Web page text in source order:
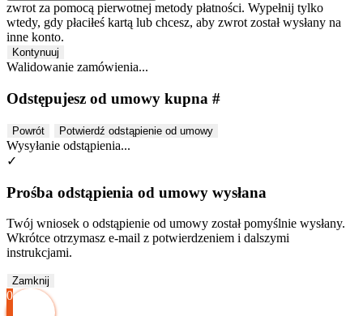
zwrot za pomocą pierwotnej metody płatności. Wypełnij tylko
wtedy, gdy płaciłeś kartą lub chcesz, aby zwrot został wysłany na
inne konto.
Kontynuuj
Walidowanie zamówienia...
Odstępujesz od umowy kupna #
Powrót Potwierdź odstąpienie od umowy
Wysyłanie odstąpienia...
✓
Prośba odstąpienia od umowy wysłana
Twój wniosek o odstąpienie od umowy został pomyślnie wysłany.
Wkrótce otrzymasz e-mail z potwierdzeniem i dalszymi
instrukcjami.
Zamknij
0